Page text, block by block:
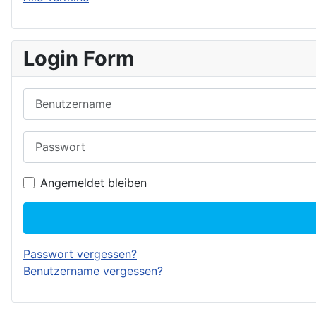
Login Form
Angemeldet bleiben
Passwort vergessen?
Benutzername vergessen?